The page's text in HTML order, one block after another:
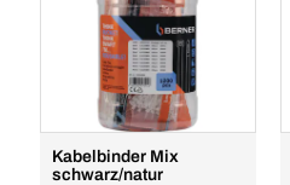
Kabelbinder Mix
schwarz/natur